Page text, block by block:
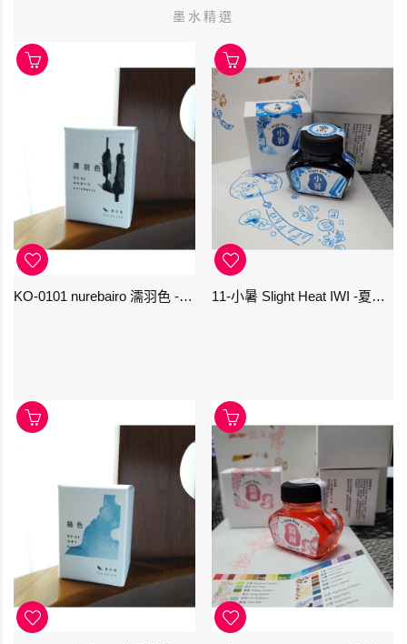
墨水精選
KO-0101 nurebairo 濡羽色 -日本名牌京の音樽裝鋼筆墨水40ml 4573356130012 11-小暑 Slight Heat IWI -夏季-24節氣色澤鋼筆墨水